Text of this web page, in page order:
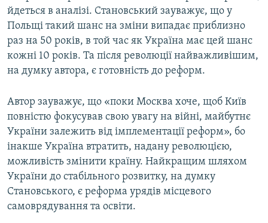
йдеться в аналізі. Становський зауважує, що у
Польщі такий шанс на зміни випадає приблизно
раз на 50 років, в той час як Україна має цей шанс
кожні 10 років. Та після революції найважливішим,
на думку автора, є готовність до реформ.
Автор зауважує, що «поки Москва хоче, щоб Київ
повністю фокусував свою увагу на війні, майбутнє
України залежить від імплементації реформ», бо
інакше Україна втратить, надану революцією,
можливість змінити країну. Найкращим шляхом
України до стабільного розвитку, на думку
Становського, є реформа урядів місцевого
самоврядування та освіти.